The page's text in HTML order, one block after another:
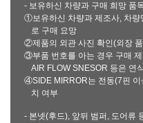
- 보유하신 차량과 구매 희망 품
①보유하신 차량과 제조사, 차량
로 구매 요망
②제품의 외관 사진 확인(외장
③부품 번호를 아는 경우 구매
AIR FLOW SNESOR 등은 연
④SIDE MIRROR는 전동(7핀 이
치 여부
- 본넷(후드), 앞뒤 범퍼, 도어류